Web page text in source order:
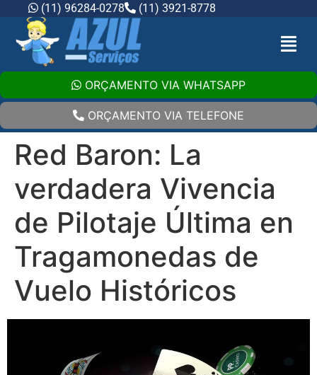
(11) 96284-0278 (11) 3921-8778
ORÇAMENTO VIA WHATSAPP
ORÇAMENTO VIA TELEFONE
Red Baron: La
verdadera Vivencia
de Pilotaje Última en
Tragamonedas de
Vuelo Históricos